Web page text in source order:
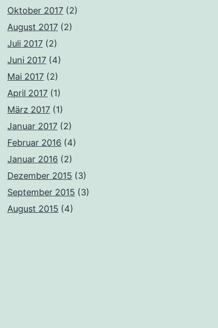
Oktober 2017 (2)
August 2017 (2)
Juli 2017 (2)
Juni 2017 (4)
Mai 2017 (2)
April 2017 (1)
März 2017 (1)
Januar 2017 (2)
Februar 2016 (4)
Januar 2016 (2)
Dezember 2015 (3)
September 2015 (3)
August 2015 (4)